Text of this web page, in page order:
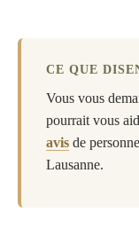
CE QUE
Vous vous
pourrait vous
avis de
Lausanne.